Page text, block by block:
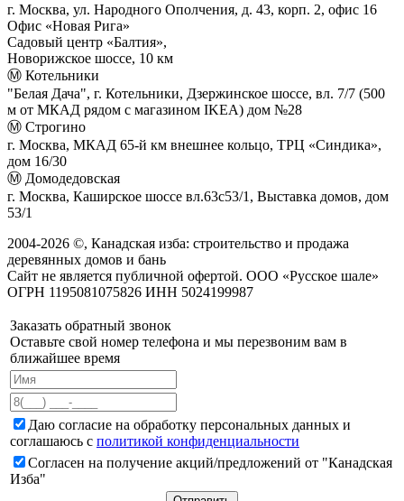
г. Москва, ул. Народного Ополчения, д. 43, корп. 2, офис 16
Офис «Новая Рига»
Садовый центр «Балтия»,
Новорижское шоссе, 10 км
Ⓜ Котельники
"Белая Дача", г. Котельники, Дзержинское шоссе, вл. 7/7 (500
м от МКАД рядом с магазином IKEA) дом №28
Ⓜ Строгино
г. Москва, МКАД 65-й км внешнее кольцо, ТРЦ «Синдика»,
дом 16/30
Ⓜ Домодедовская
г. Москва, Каширское шоссе вл.63с53/1, Выставка домов, дом
53/1
2004-2026 ©, Канадская изба: строительство и продажа
деревянных домов и бань
Сайт не является публичной офертой. ООО «Русское шале»
ОГРН 1195081075826 ИНН 5024199987
Заказать обратный звонок
Оставьте свой номер телефона и мы перезвоним вам в
ближайшее время
Даю согласие на обработку персональных данных и
соглашаюсь с политикой конфиденциальности
Согласен на получение акций/предложений от "Канадская
Изба"